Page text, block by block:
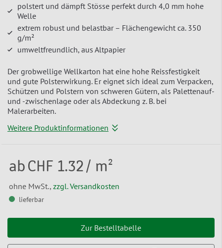
polstert und dämpft Stösse perfekt durch 4,0 mm hohe
Welle
extrem robust und belastbar – Flächengewicht ca. 350
g/m²
umweltfreundlich, aus Altpapier
Der grobwellige Wellkarton hat eine hohe Reissfestigkeit
und gute Polsterwirkung. Er eignet sich ideal zum Verpacken,
Schützen und Polstern von schweren Gütern, als Palettenauf-
und -zwischenlage oder als Abdeckung z. B. bei
Malerarbeiten.
Weitere Produktinformationen
ab CHF 1.32/ m²
ohne MwSt., zzgl. Versandkosten
lieferbar
Zur Bestelltabelle